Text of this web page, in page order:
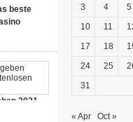
beste
2021-
3 4
5
10
11
17
18
24
25
31
« Apr Oct »